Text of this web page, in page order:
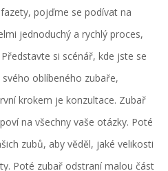
pojďme se podívat na
jednoduchý a rychlý proces,
si scénář, kde jste se
oblíbeného zubaře,
krokem je konzultace. Zubař
na všechny vaše otázky. Poté
zubů, aby věděl, jaké velikosti
Poté zubař odstraní malou část